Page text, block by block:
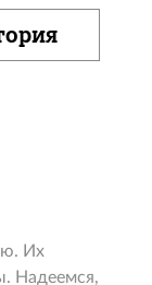
Их
Надеемся,